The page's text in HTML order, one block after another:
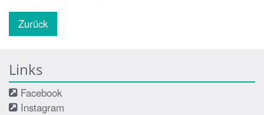
Zurück
Links
Facebook
Instagram